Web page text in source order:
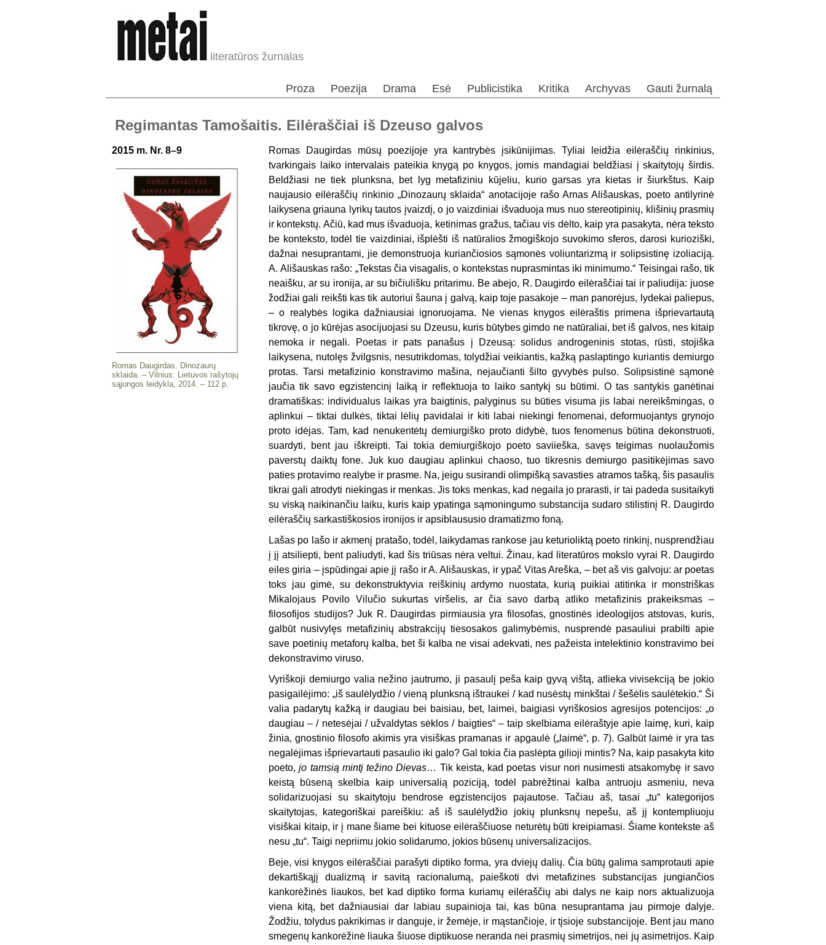
literatūros žurnalas
Proza Poezija Drama Esė Publicistika Kritika Archyvas Gauti žurnalą
Regimantas Tamošaitis. Eilėraščiai iš Dzeuso galvos
2015 m. Nr. 8–9
Romas Daugirdas. Dinozaurų
sklaida. – Vilnius: Lietuvos rašytojų
sąjungos leidykla, 2014. – 112 p.
Romas Daugirdas mūsų poezijoje yra kantrybės įsikūnijimas. Tyliai leidžia eilėraščių rinkinius,
tvarkingais laiko intervalais pateikia knygą po knygos, jomis mandagiai beldžiasi į skaitytojų širdis.
Beldžiasi ne tiek plunksna, bet lyg metafiziniu kūjeliu, kurio garsas yra kietas ir šiurkštus. Kaip
naujausio eilėraščių rinkinio „Dinozaurų sklaida“ anotacijoje rašo Arnas Ališauskas, poeto antilyrinė
laikysena griauna lyrikų tautos įvaizdį, o jo vaizdiniai išvaduoja mus nuo stereotipinių, klišinių prasmių
ir kontekstų. Ačiū, kad mus išvaduoja, ketinimas gražus, tačiau vis dėlto, kaip yra pasakyta, nėra teksto
be konteksto, todėl tie vaizdiniai, išplėšti iš natūralios žmogiškojo suvokimo sferos, darosi kurioziški,
dažnai nesuprantami, jie demonstruoja kuriančiosios sąmonės voliuntarizmą ir solipsistinę izoliaciją.
A. Ališauskas rašo: „Tekstas čia visagalis, o kontekstas nuprasmintas iki minimumo.“ Teisingai rašo, tik
neaišku, ar su ironija, ar su bičiulišku pritarimu. Be abejo, R. Daugirdo eilėraščiai tai ir paliudija: juose
žodžiai gali reikšti kas tik autoriui šauna į galvą, kaip toje pasakoje – man panorėjus, lydekai paliepus,
– o realybės logika dažniausiai ignoruojama. Ne vienas knygos eilėraštis primena išprievartautą
tikrovę, o jo kūrėjas asocijuojasi su Dzeusu, kuris būtybes gimdo ne natūraliai, bet iš galvos, nes kitaip
nemoka ir negali. Poetas ir pats panašus į Dzeusą: solidus androgeninis stotas, rūsti, stojiška
laikysena, nutolęs žvilgsnis, nesutrikdomas, tolydžiai veikiantis, kažką paslaptingo kuriantis demiurgo
protas. Tarsi metafizinio konstravimo mašina, nejaučianti šilto gyvybės pulso. Solipsistinė sąmonė
jaučia tik savo egzistencinį laiką ir reflektuoja to laiko santykį su būtimi. O tas santykis ganėtinai
dramatiškas: individualus laikas yra baigtinis, palyginus su būties visuma jis labai nereikšmingas, o
aplinkui – tiktai dulkės, tiktai lėlių pavidalai ir kiti labai niekingi fenomenai, deformuojantys grynojo
proto idėjas. Tam, kad nenukentėtų demiurgiško proto didybė, tuos fenomenus būtina dekonstruoti,
suardyti, bent jau iškreipti. Tai tokia demiurgiškojo poeto saviieška, savęs teigimas nuolaužomis
paverstų daiktų fone. Juk kuo daugiau aplinkui chaoso, tuo tikresnis demiurgo pasitikėjimas savo
paties protavimo realybe ir prasme. Na, jeigu susirandi olimpišką savasties atramos tašką, šis pasaulis
tikrai gali atrodyti niekingas ir menkas. Jis toks menkas, kad negaila jo prarasti, ir tai padeda susitaikyti
su viską naikinančiu laiku, kuris kaip ypatinga sąmoningumo substancija sudaro stilistinį R. Daugirdo
eilėraščių sarkastiškosios ironijos ir apsiblaususio dramatizmo foną.
Lašas po lašo ir akmenį pratašo, todėl, laikydamas rankose jau keturioliktą poeto rinkinį, nusprendžiau
į jį atsiliepti, bent paliudyti, kad šis triūsas nėra veltui. Žinau, kad literatūros mokslo vyrai R. Daugirdo
eiles giria – įspūdingai apie jį rašo ir A. Ališauskas, ir ypač Vitas Areška, – bet aš vis galvoju: ar poetas
toks jau gimė, su dekonstruktyvia reiškinių ardymo nuostata, kurią puikiai atitinka ir monstriškas
Mikalojaus Povilo Vilučio sukurtas viršelis, ar čia savo darbą atliko metafizinis prakeiksmas –
filosofijos studijos? Juk R. Daugirdas pirmiausia yra filosofas, gnostinės ideologijos atstovas, kuris,
galbūt nusivylęs metafizinių abstrakcijų tiesosakos galimybėmis, nusprendė pasauliui prabilti apie
save poetinių metaforų kalba, bet ši kalba ne visai adekvati, nes pažeista intelektinio konstravimo bei
dekonstravimo viruso.
Vyriškoji demiurgo valia nežino jautrumo, ji pasaulį peša kaip gyvą vištą, atlieka vivisekciją be jokio
pasigailėjimo: „iš saulėlydžio / vieną plunksną ištraukei / kad nusėstų minkštai / šešėlis saulėtekio.“ Ši
valia padarytų kažką ir daugiau bei baisiau, bet, laimei, baigiasi vyriškosios agresijos potencijos: „o
daugiau – / netesėjai / užvaldytas sėklos / baigties“ – taip skelbiama eilėraštyje apie laimę, kuri, kaip
žinia, gnostinio filosofo akimis yra visiškas pramanas ir apgaulė („laimė“, p. 7). Galbūt laimė ir yra tas
negalėjimas išprievartauti pasaulio iki galo? Gal tokia čia paslėpta gilioji mintis? Na, kaip pasakyta kito
poeto,jo tamsią mintį težino Dievas… Tik keista, kad poetas visur nori nusimesti atsakomybę ir savo
keistą būseną skelbia kaip universalią poziciją, todėl pabrėžtinai kalba antruoju asmeniu, neva
solidarizuojasi su skaitytoju bendrose egzistencijos pajautose. Tačiau aš, tasai „tu“ kategorijos
skaitytojas, kategoriškai pareiškiu: aš iš saulėlydžio jokių plunksnų nepešu, aš jį kontempliuoju
visiškai kitaip, ir į mane šiame bei kituose eilėraščiuose neturėtų būti kreipiamasi. Šiame kontekste aš
nesu „tu“. Taigi nepriimu jokio solidarumo, jokios būsenų universalizacijos.
Beje, visi knygos eilėraščiai parašyti diptiko forma, yra dviejų dalių. Čia būtų galima samprotauti apie
dekartiškąjį dualizmą ir savitą racionalumą, paieškoti dvi metafizines substancijas jungiančios
kankorėžinės liaukos, bet kad diptiko forma kuriamų eilėraščių abi dalys ne kaip nors aktualizuoja
viena kitą, bet dažniausiai dar labiau supainioja tai, kas būna nesuprantama jau pirmoje dalyje.
Žodžiu, tolydus pakrikimas ir danguje, ir žemėje, ir mąstančioje, ir tįsioje substancijoje. Bent jau mano
smegenų kankorėžinė liauka šiuose diptikuose neranda nei prasmių simetrijos, nei jų asimetrijos. Kaip